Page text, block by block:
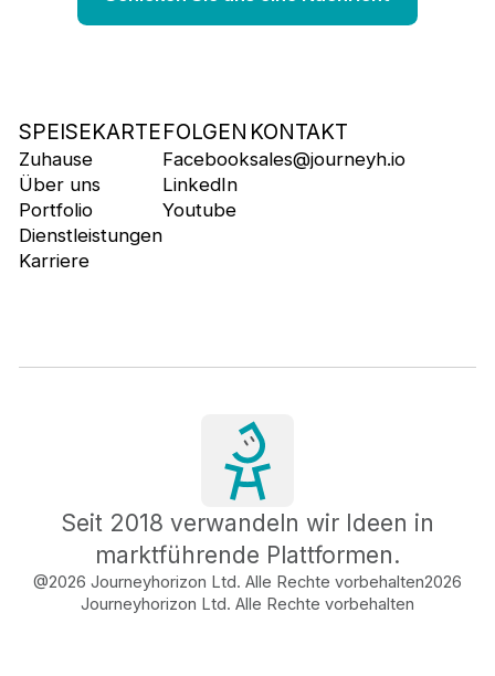
SPEISEKARTE
Zuhause
Über uns
Portfolio
Dienstleistungen
Karriere
FOLGEN
Facebook
LinkedIn
Youtube
KONTAKT
sales@journeyh.io
Seit 2018 verwandeln wir Ideen in
marktführende Plattformen.
@2026 Journeyhorizon Ltd. Alle Rechte vorbehalten2026
Journeyhorizon Ltd. Alle Rechte vorbehalten